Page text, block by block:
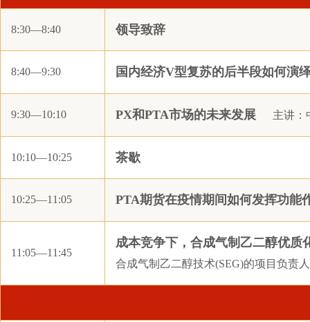
8:30—8:40 领导致辞
8:40—9:30 国内经济V型复苏的后半段如何演
9:30—10:10 PX和PTA市场的未来发展 主讲：
10:10—10:25 茶歇
10:25—11:05 PTA期货在疫情期间如何发挥功能
11:05—11:45
成本竞争下，合成气制乙二醇优质
合成气制乙二醇技术(SEG)的项目负责
宁波鼎丰创展国际贸易有限公司
铭源物产有限公司
中国石化化工销售有限公司华中分公司
一德期货有限公司
上海纺投贸易有限公司
五矿经易期货有限公司
宁波茂煊国际贸易有限公司
上海美远国际贸易有限公司
安徽祯之信国际贸易有限公司
陕煤集团榆林化学有限责任公司
浙江省成品油贸易有限公司